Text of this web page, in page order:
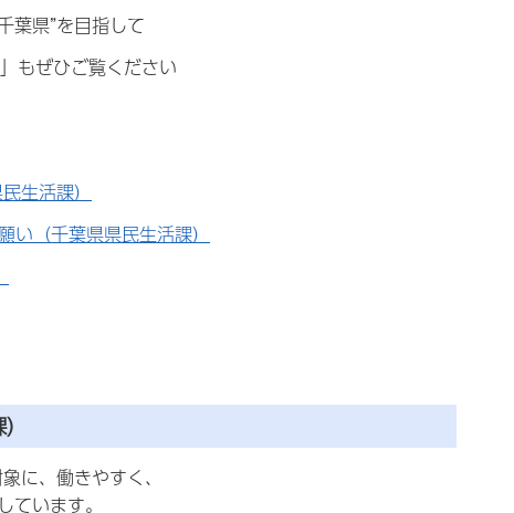
葉県”を目指して
」もぜひご覧ください
生活課）
（千葉県県民生活課）
に、働きやすく、
ています。